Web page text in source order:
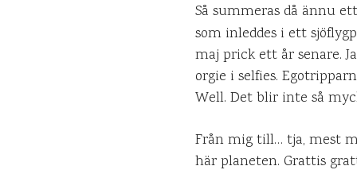
Så summeras då ännu
som inleddes i ett
maj prick ett år senare.
orgie i selfies.
Well. Det blir inte så
Från mig till… tja, mest
här planeten. Grattis